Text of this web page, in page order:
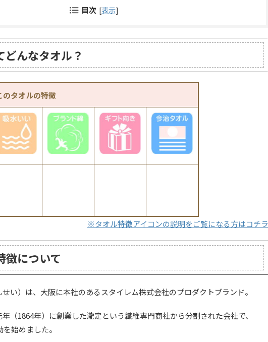
目次 [表示]
どんなタオル？
のタオルの特徴
※タオル特徴アイコンの説明をご覧になる方はコチラ
徴について
い）は、大阪に本社のあるスタイレム株式会社のプロダクトブランド。
（1864年）に創業した瀧定という繊維専門商社から分割された会社で、
始めました。